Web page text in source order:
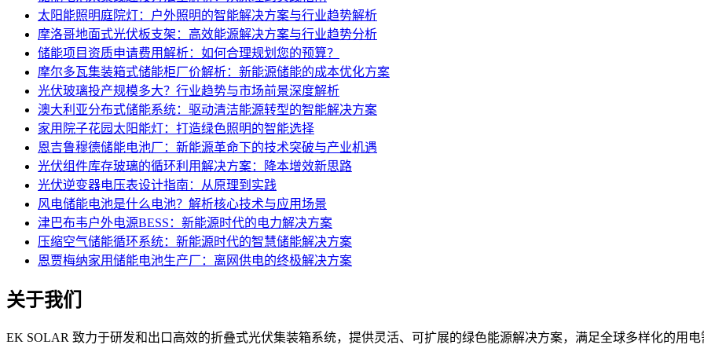
太阳能照明庭院灯：户外照明的智能解决方案与行业趋势解析
摩洛哥地面式光伏板支架：高效能源解决方案与行业趋势分析
储能项目资质申请费用解析：如何合理规划您的预算？
摩尔多瓦集装箱式储能柜厂价解析：新能源储能的成本优化方案
光伏玻璃投产规模多大？行业趋势与市场前景深度解析
澳大利亚分布式储能系统：驱动清洁能源转型的智能解决方案
家用院子花园太阳能灯：打造绿色照明的智能选择
恩吉鲁穆德储能电池厂：新能源革命下的技术突破与产业机遇
光伏组件库存玻璃的循环利用解决方案：降本增效新思路
光伏逆变器电压表设计指南：从原理到实践
风电储能电池是什么电池？解析核心技术与应用场景
津巴布韦户外电源BESS：新能源时代的电力解决方案
压缩空气储能循环系统：新能源时代的智慧储能解决方案
恩贾梅纳家用储能电池生产厂：离网供电的终极解决方案
关于我们
EK SOLAR 致力于研发和出口高效的折叠式光伏集装箱系统，提供灵活、可扩展的绿色能源解决方案，满足全球多样化的用电